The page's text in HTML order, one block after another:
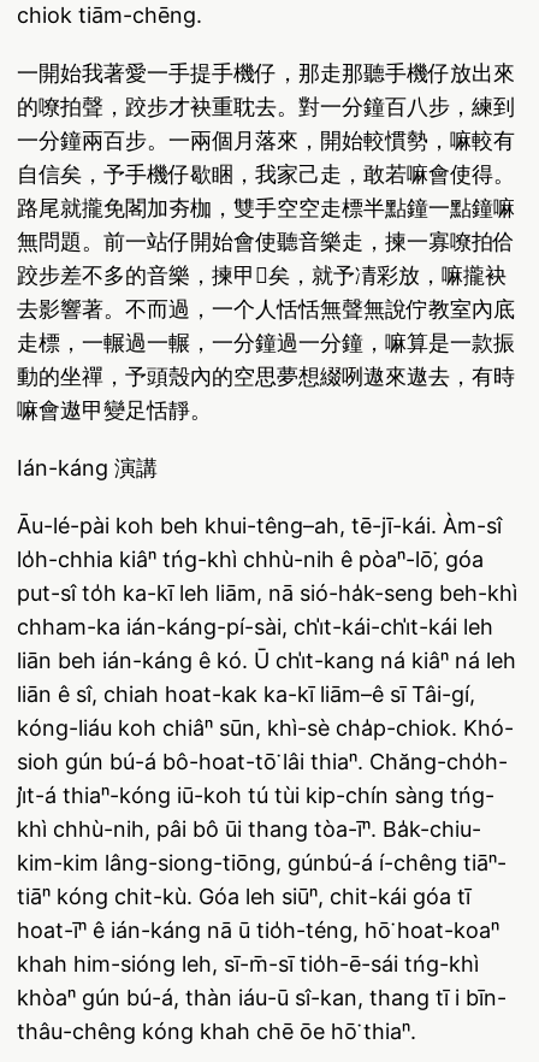
chiok tiām-chēng.
一開始我著愛一手提手機仔，那走那聽手機仔放出來
的嘹拍聲，跤步才袂重耽去。對一分鐘百八步，練到
一分鐘兩百步。一兩個月落來，開始較慣勢，嘛較有
自信矣，予手機仔歇睏，我家己走，敢若嘛會使得。
路尾就攏免閣加夯枷，雙手空空走標半點鐘一點鐘嘛
無問題。前一站仔開始會使聽音樂走，揀一寡嘹拍佮
跤步差不多的音樂，揀甲𤺪矣，就予凊彩放，嘛攏袂
去影響著。不而過，一个人恬恬無聲無說佇教室內底
走標，一輾過一輾，一分鐘過一分鐘，嘛算是一款振
動的坐禪，予頭殼內的空思夢想綴咧遨來遨去，有時
嘛會遨甲變足恬靜。
Ián-káng 演講
Āu-lé-pài koh beh khui-têng–ah, tē-jī-kái. Àm-sî
lo̍h-chhia kiâⁿ tńg-khì chhù-nih ê pòaⁿ-lō͘, góa
put-sî to̍h ka-kī leh liām, nā sió-ha̍k-seng beh-khì
chham-ka ián-káng-pí-sài, chi̍t-kái-chi̍t-kái leh
liān beh ián-káng ê kó. Ū chi̍t-kang ná kiâⁿ ná leh
liān ê sî, chiah hoat-kak ka-kī liām–ê sī Tâi-gí,
kóng-liáu koh chiâⁿ sūn, khì-sè cha̍p-chiok. Khó-
sioh gún bú-á bô-hoat-tō͘ lâi thiaⁿ. Chăng-cho̍h-
ji̍t-á thiaⁿ-kóng iū-koh tú tùi kip-chín sàng tńg-
khì chhù-nih, pâi bô ūi thang tòa-īⁿ. Ba̍k-chiu-
kim-kim lâng-siong-tiōng, gúnbú-á í-chêng tiāⁿ-
tiāⁿ kóng chit-kù. Góa leh siūⁿ, chit-kái góa tī
hoat-īⁿ ê ián-káng nā ū tio̍h-téng, hō͘ hoat-koaⁿ
khah him-sióng leh, sī-m̄-sī tio̍h-ē-sái tńg-khì
khòaⁿ gún bú-á, thàn iáu-ū sî-kan, thang tī i bīn-
thâu-chêng kóng khah chē ōe hō͘ thiaⁿ.